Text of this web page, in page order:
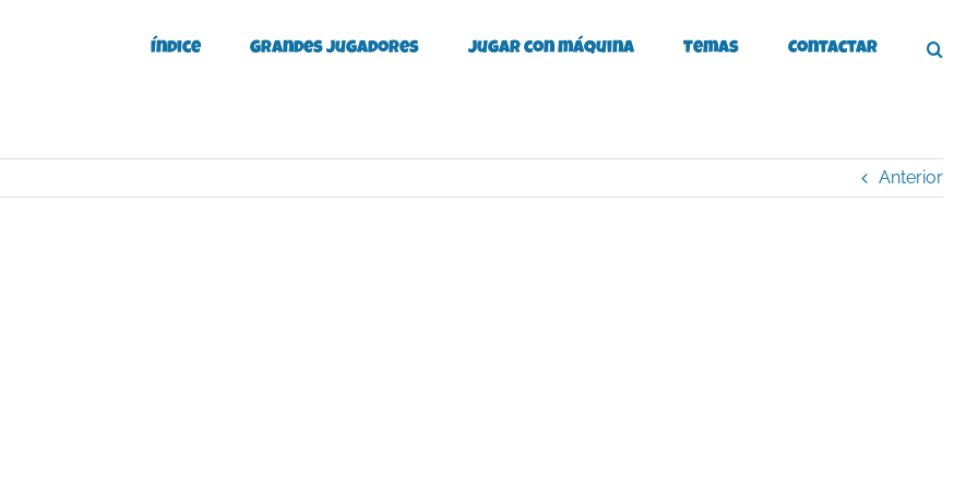
Índice Grandes Jugadores Jugar con máquina Temas Contactar
Anterior